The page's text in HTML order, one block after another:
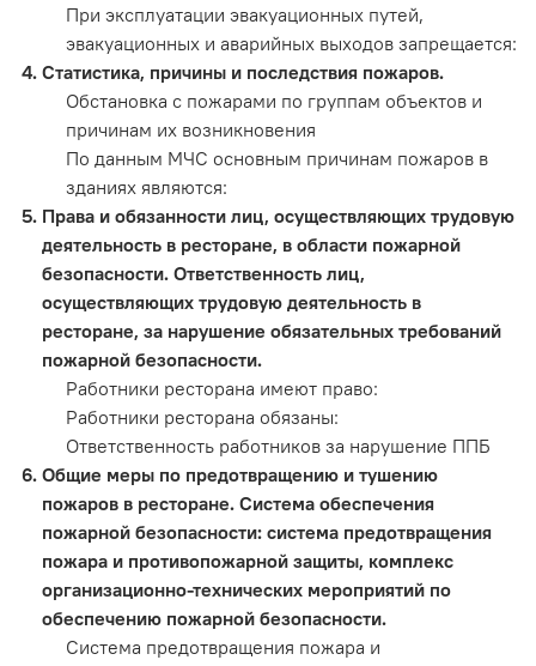
При эксплуатации эвакуационных путей,
эвакуационных и аварийных выходов запрещается:
Статистика, причины и последствия пожаров.
Обстановка с пожарами по группам объектов и
причинам их возникновения
По данным МЧС основным причинам пожаров в
зданиях являются:
Права и обязанности лиц, осуществляющих трудовую
деятельность в ресторане, в области пожарной
безопасности. Ответственность лиц,
осуществляющих трудовую деятельность в
ресторане, за нарушение обязательных требований
пожарной безопасности.
Работники ресторана имеют право:
Работники ресторана обязаны:
Ответственность работников за нарушение ППБ
Общие меры по предотвращению и тушению
пожаров в ресторане. Система обеспечения
пожарной безопасности: система предотвращения
пожара и противопожарной защиты, комплекс
организационно-технических мероприятий по
обеспечению пожарной безопасности.
Система предотвращения пожара и